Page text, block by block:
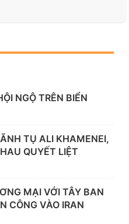
NGỘ TRÊN BIỂN
TỤ ALI KHAMENEI,
QUYẾT LIỆT
MẠI VỚI TÂY BAN
CÔNG VÀO IRAN